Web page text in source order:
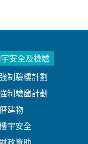
安全及檢驗
制驗樓計劃
制驗窗計劃
建物
宇安全